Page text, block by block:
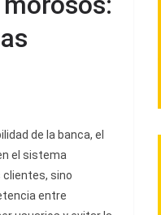
de la banca, el
el sistema
clientes, sino
entre